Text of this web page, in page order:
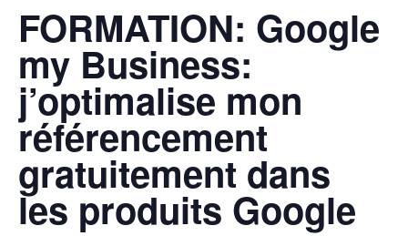
FORMATION: Google
my Business:
j’optimalise mon
référencement
gratuitement dans
les produits Google